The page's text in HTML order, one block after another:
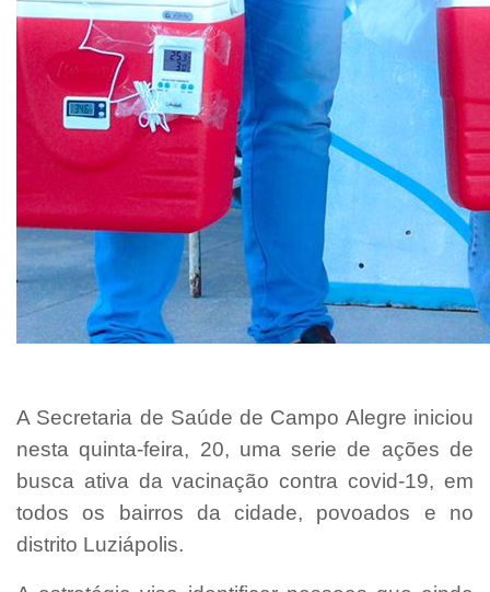
A Secretaria de Saúde de Campo Alegre iniciou
nesta quinta-feira, 20, uma serie de ações de
busca ativa da vacinação contra covid-19, em
todos os bairros da cidade, povoados e no
distrito Luziápolis.